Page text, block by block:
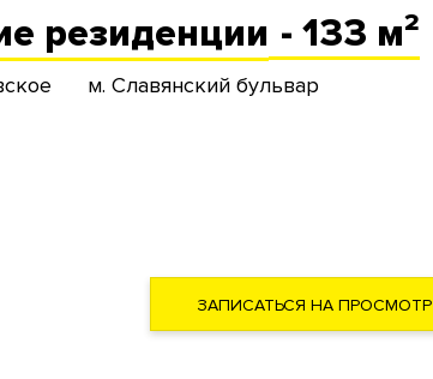
резиденции - 133 м²
м. Славянский бульвар
ЗАПИСАТЬСЯ НА ПРОСМОТР